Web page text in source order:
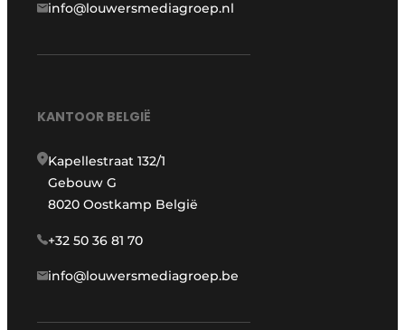
info@louwersmediagroep.nl
KANTOOR BELGIË
Kapellestraat 132/1
Gebouw G
8020 Oostkamp België
+32 50 36 81 70
info@louwersmediagroep.be